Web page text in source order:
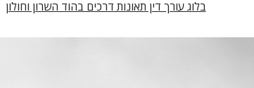
בלוג עורך דין תאונות דרכים בהוד השרון וחולון